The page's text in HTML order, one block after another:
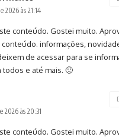
2026 às 21:14
conteúdo. Gostei muito.
informações,
de acessar para se
e até mais. 🙂
2026 às 20:31
conteúdo. Gostei muito.